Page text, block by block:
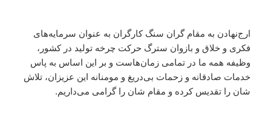
ارج‌نهادن به مقام گران سنگ کارگران به عنوان سرمایه‌های
فکری و خلاق و بازوان سترگ حرکت چرخه تولید در کشور،
وظیفه همه ما در تمامی زمان‌هاست و بر این اساس به پاس
خدمات صادقانه و زحمات بی‌دریغ و مومنانه این عزیزان، تلاش
شان را تقدیس کرده و مقام شان را گرامی‌ می‌داریم.